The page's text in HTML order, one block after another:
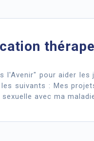
l'Avenir" pour aider
suivants : Mes
avec ma